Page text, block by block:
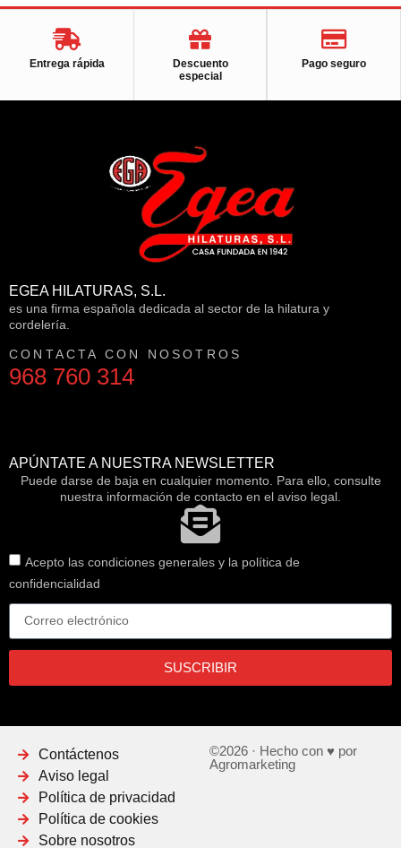
Entrega rápida
Descuento
especial
Pago seguro
EGEA HILATURAS, S.L.
es una firma española dedicada al sector de la hilatura y
cordelería.
CONTACTA CON NOSOTROS
968 760 314
APÚNTATE A NUESTRA NEWSLETTER
Puede darse de baja en cualquier momento. Para ello, consulte
nuestra información de contacto en el aviso legal.
Acepto las condiciones generales y la política de
confidencialidad
SUSCRIBIR
Contáctenos
Aviso legal
Política de privacidad
Política de cookies
Sobre nosotros
©2026 · Hecho con ♥ por
Agromarketing